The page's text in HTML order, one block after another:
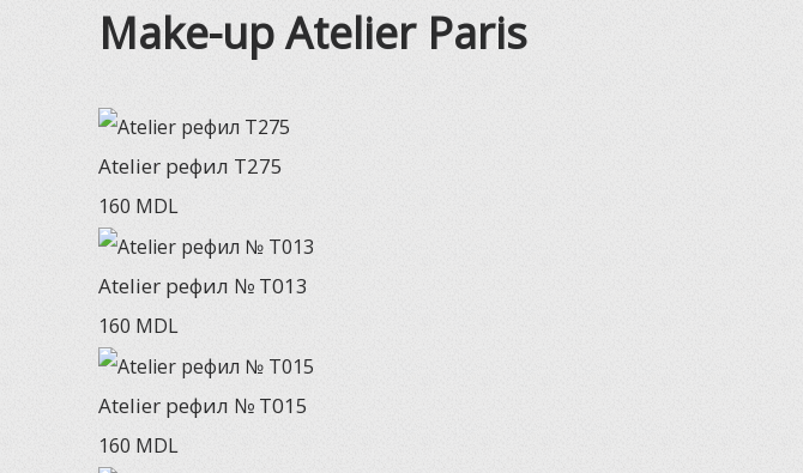
Make-up Atelier Paris
Atelier рефил T275
160 MDL
Atelier рефил № T013
160 MDL
Atelier рефил № T015
160 MDL